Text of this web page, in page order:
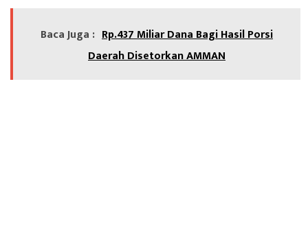
Baca Juga : Rp.437 Miliar Dana Bagi Hasil Porsi
Daerah Disetorkan AMMAN